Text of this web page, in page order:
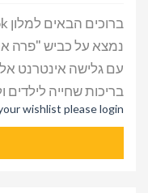
נמצא על כביש "פרה
בריכות שחייה לילדים
wishlist please login.